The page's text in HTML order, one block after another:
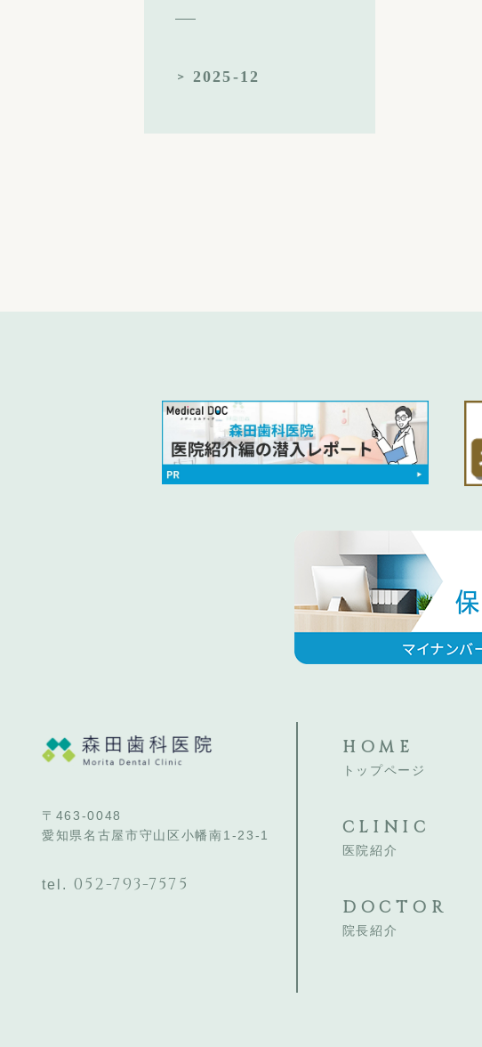
2025-12
〒463-0048
愛知県名古屋市守山区小幡南1-23-1
tel. 052-793-7575
HOME
トップページ
CLINIC
医院紹介
DOCTOR
院長紹介